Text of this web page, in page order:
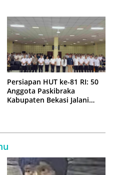
Persiapan HUT ke-81 RI: 50
Anggota Paskibraka
Kabupaten Bekasi Jalani